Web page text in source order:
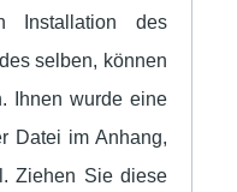
Installation des
selben, können
Ihnen wurde eine
Datei im Anhang,
Ziehen Sie diese